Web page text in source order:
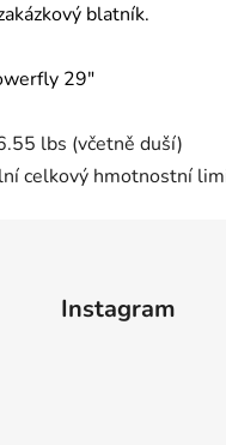
blatník.
29"
lbs (včetně duší)
celkový hmotnostní
Instagram